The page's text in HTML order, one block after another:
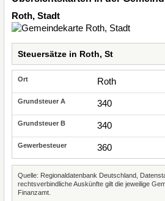
Roth, Stadt
Steuersätze in Roth, St
Roth
340
340
360
Quelle: Regionaldatenbank Deutschland,
rechtsverbindliche Auskünfte gilt die jeweilige
Finanzamt.